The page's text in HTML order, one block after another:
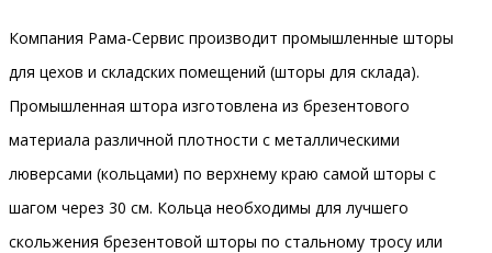
Компания Рама-Сервис производит промышленные шторы
для цехов и складских помещений (шторы для склада).
Промышленная штора изготовлена из брезентового
материала различной плотности с металлическими
люверсами (кольцами) по верхнему краю самой шторы с
шагом через 30 см. Кольца необходимы для лучшего
скольжения брезентовой шторы по стальному тросу или